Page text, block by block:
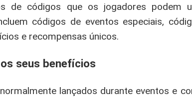
de códigos que os jogadores podem
códigos de eventos especiais,
e recompensas únicos.
seus benefícios
lançados durante eventos e